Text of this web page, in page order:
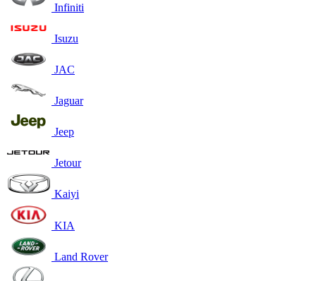
Infiniti
Isuzu
JAC
Jaguar
Jeep
Jetour
Kaiyi
KIA
Land Rover